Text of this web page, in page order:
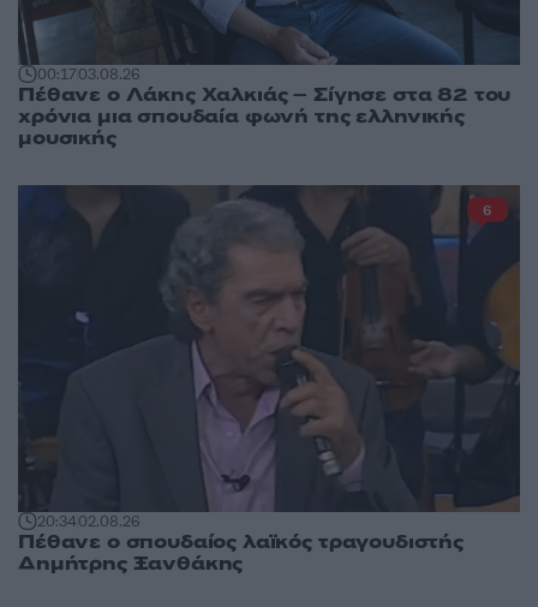
00:1703.08.26
Πέθανε ο Λάκης Χαλκιάς – Σίγησε στα 82 του
χρόνια μια σπουδαία φωνή της ελληνικής
μουσικής
20:3402.08.26
Πέθανε ο σπουδαίος λαϊκός τραγουδιστής
Δημήτρης Ξανθάκης
6